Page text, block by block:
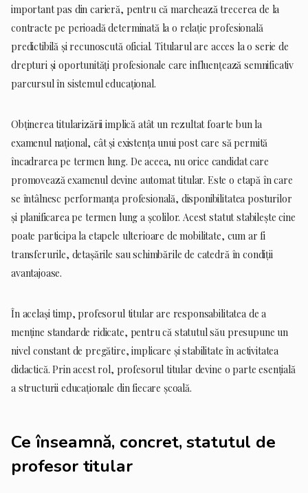
important pas din carieră, pentru că marchează trecerea de la
contracte pe perioadă determinată la o relație profesională
predictibilă și recunoscută oficial. Titularul are acces la o serie de
drepturi și oportunități profesionale care influențează semnificativ
parcursul în sistemul educațional.
Obținerea titularizării implică atât un rezultat foarte bun la
examenul național, cât și existența unui post care să permită
încadrarea pe termen lung. De aceea, nu orice candidat care
promovează examenul devine automat titular. Este o etapă în care
se întâlnesc performanța profesională, disponibilitatea posturilor
și planificarea pe termen lung a școlilor. Acest statut stabilește cine
poate participa la etapele ulterioare de mobilitate, cum ar fi
transferurile, detașările sau schimbările de catedră în condiții
avantajoase.
În același timp, profesorul titular are responsabilitatea de a
menține standarde ridicate, pentru că statutul său presupune un
nivel constant de pregătire, implicare și stabilitate în activitatea
didactică. Prin acest rol, profesorul titular devine o parte esențială
a structurii educaționale din fiecare școală.
Ce înseamnă, concret, statutul de
profesor titular